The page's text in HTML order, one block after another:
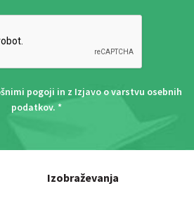
pogoji in z Izjavo o varstvu osebnih
podatkov. *
Izobraževanja